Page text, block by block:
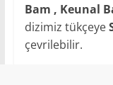
Bam , Keunal
dizimiz tükçeye
çevrilebilir.